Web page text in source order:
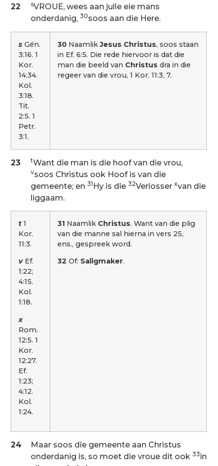
22 sVROUE, wees aan julle eie mans
onderdanig, 30soos aan die Here.
s Gén.
3:16. 1
Kor.
14:34.
Kol.
3:18.
Tit.
2:5. 1
Petr.
3:1.
30 NaamlikJesus Christus, soos staan
in Ef. 6:5. Die rede hiervoor is dat die
man die beeld van Christus dra in die
regeer van die vrou, 1 Kor. 11:3, 7.
23 tWant die man is die hoof van die vrou,
vsoos Christus ook Hoof is van die
gemeente; en 31 Hy is die 32Verlosser xvan die
liggaam.
t1
Kor.
11:3.
vEf.
1:22;
4:15.
Kol.
1:18.
x
Rom.
12:5. 1
Kor.
12:27.
Ef.
1:23;
4:12.
Kol.
1:24.
31 Naamlik Christus. Want van die plig
van die manne sal hierna in vers 25,
ens., gespreek word.
32 Of: Saligmaker.
24
Maar soos die gemeente aan Christus
onderdanig is, so moet die vroue dit ook 33in